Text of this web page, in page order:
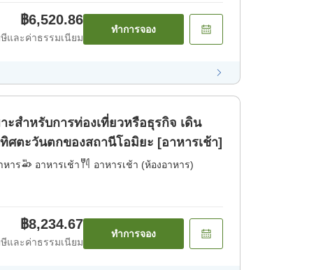
฿6,520.86
และค่าธรรมเนียม
ทำการจอง
ะสำหรับการท่องเที่ยวหรือธุรกิจ เดิน
ศตะวันตกของสถานีโอมิยะ [อาหารเช้า]
หาร อาหารเช้า อาหารเช้า (ห้องอาหาร)
฿8,234.67
และค่าธรรมเนียม
ทำการจอง